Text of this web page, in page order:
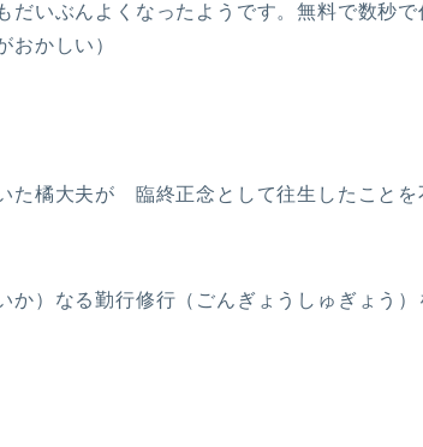
だいぶんよくなったようです。無料で数秒で
かしい）
た橘大夫が 臨終正念として往生したことを
か）なる勤行修行（ごんぎょうしゅぎょう）